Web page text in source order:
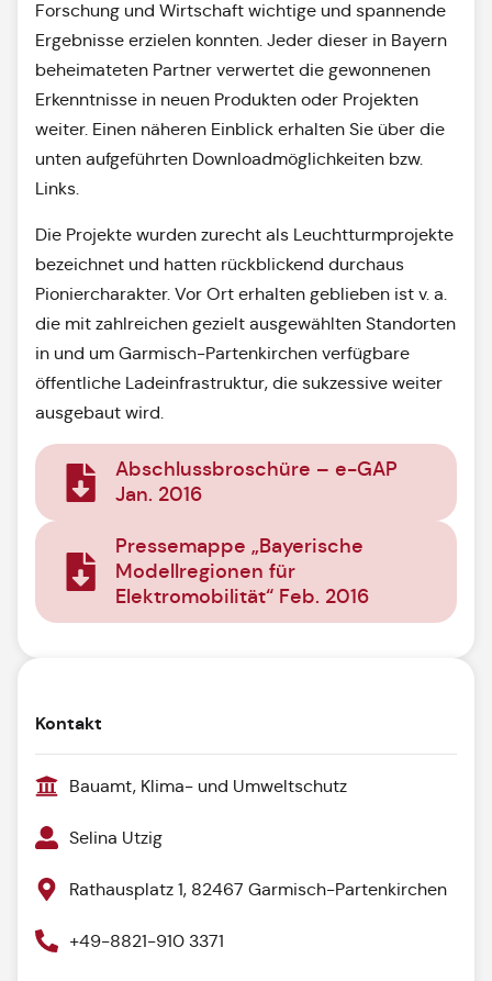
Forschung und Wirtschaft wichtige und spannende
Ergebnisse erzielen konnten. Jeder dieser in Bayern
beheimateten Partner verwertet die gewonnenen
Erkenntnisse in neuen Produkten oder Projekten
weiter. Einen näheren Einblick erhalten Sie über die
unten aufgeführten Downloadmöglichkeiten bzw.
Links.
Die Projekte wurden zurecht als Leuchtturmprojekte
bezeichnet und hatten rückblickend durchaus
Pioniercharakter. Vor Ort erhalten geblieben ist v. a.
die mit zahlreichen gezielt ausgewählten Standorten
in und um Garmisch-Partenkirchen verfügbare
öffentliche Ladeinfrastruktur, die sukzessive weiter
ausgebaut wird.
Abschlussbroschüre – e-GAP
Jan. 2016
Pressemappe „Bayerische
Modellregionen für
Elektromobilität“ Feb. 2016
Kontakt
Bauamt, Klima- und Umweltschutz
Selina Utzig
Rathausplatz 1, 82467 Garmisch-Partenkirchen
+49-8821-910 3371